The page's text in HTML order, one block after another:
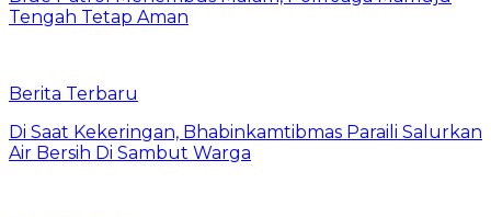
Tengah Tetap Aman
Berita Terbaru
Di Saat Kekeringan, Bhabinkamtibmas Paraili Salurkan
Air Bersih Di Sambut Warga